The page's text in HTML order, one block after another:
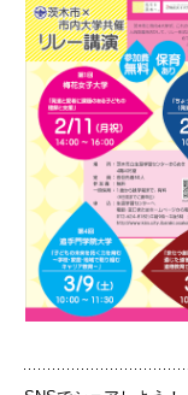
進路・就職
国際交流
産学連携
入試情報